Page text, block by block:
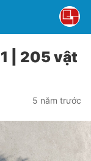
| 205 vật
5 năm trước